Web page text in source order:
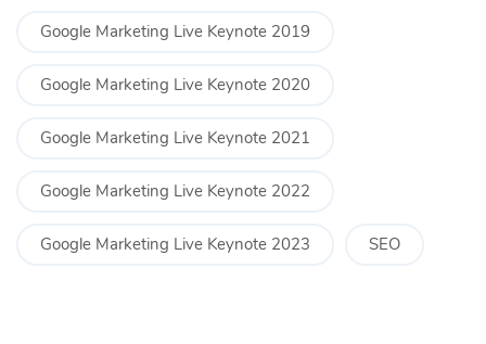
Google Marketing Live Keynote 2019
Google Marketing Live Keynote 2020
Google Marketing Live Keynote 2021
Google Marketing Live Keynote 2022
Google Marketing Live Keynote 2023 SEO